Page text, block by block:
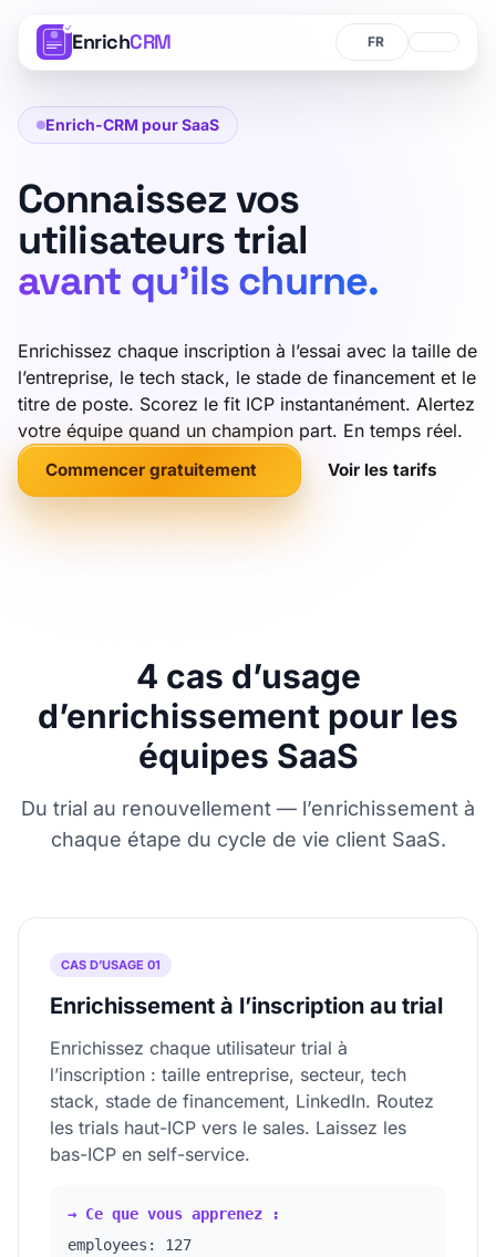
EnrichCRM Langue
Langue
Enrich-CRM pour SaaS
Connaissez vos
utilisateurs trial
avant qu’ils churne.
Enrichissez chaque inscription à l’essai avec la taille de
l’entreprise, le tech stack, le stade de financement et le
titre de poste. Scorez le fit ICP instantanément. Alertez
votre équipe quand un champion part. En temps réel.
Commencer gratuitement Voir les tarifs
4 cas d’usage
d’enrichissement pour les
équipes SaaS
Du trial au renouvellement — l’enrichissement à
chaque étape du cycle de vie client SaaS.
CAS D’USAGE 01
Enrichissement à l’inscription au trial
Enrichissez chaque utilisateur trial à
l’inscription : taille entreprise, secteur, tech
stack, stade de financement, LinkedIn. Routez
les trials haut-ICP vers le sales. Laissez les
bas-ICP en self-service.
→ Ce que vous apprenez :
employees: 127